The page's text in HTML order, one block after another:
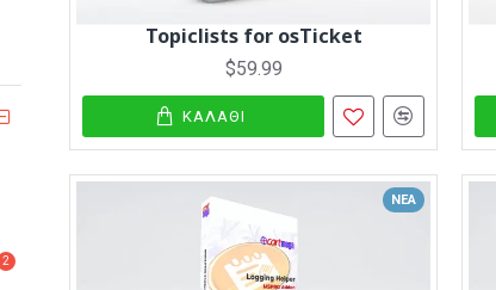
2
Topiclists for osTicket
$59.99
ΚΑΛΆΘΙ
ΝΈΑ